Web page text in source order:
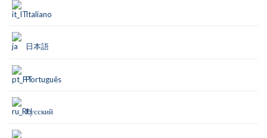
Italiano
日本語
Português
Русский